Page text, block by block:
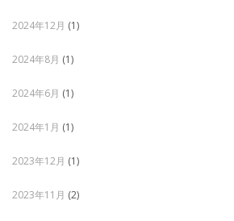
2024年12月 (1)
2024年8月 (1)
2024年6月 (1)
2024年1月 (1)
2023年12月 (1)
2023年11月 (2)